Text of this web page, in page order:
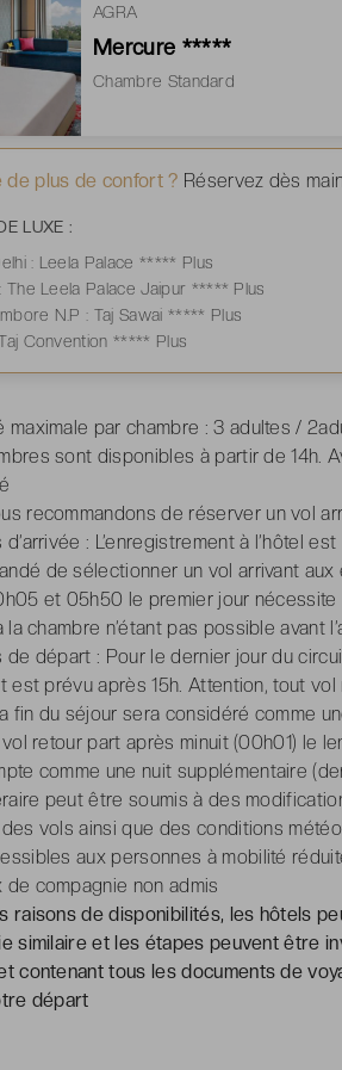
AGRA
Mercure *****
Chambre Standard
de plus de confort ? Réservez dès
LUXE :
: Leela Palace ***** Plus
The Leela Palace Jaipur ***** Plus
N.P : Taj Sawai ***** Plus
Convention ***** Plus
maximale par chambre : 3 adultes /
sont disponibles à partir de 14h.
recommandons de réserver un vol
d’arrivée : L’enregistrement à l’hôtel
de sélectionner un vol arrivant
et 05h50 le premier jour nécessite
la chambre n’étant pas possible avant
de départ : Pour le dernier jour du
est prévu après 15h. Attention, tout
fin du séjour sera considéré comme
retour part après minuit (00h01) le
comme une nuit supplémentaire
peut être soumis à des
vols ainsi que des conditions
aux personnes à mobilité
de compagnie non admis
raisons de disponibilités, les hôtels
similaire et les étapes peuvent être
contenant tous les documents de
départ